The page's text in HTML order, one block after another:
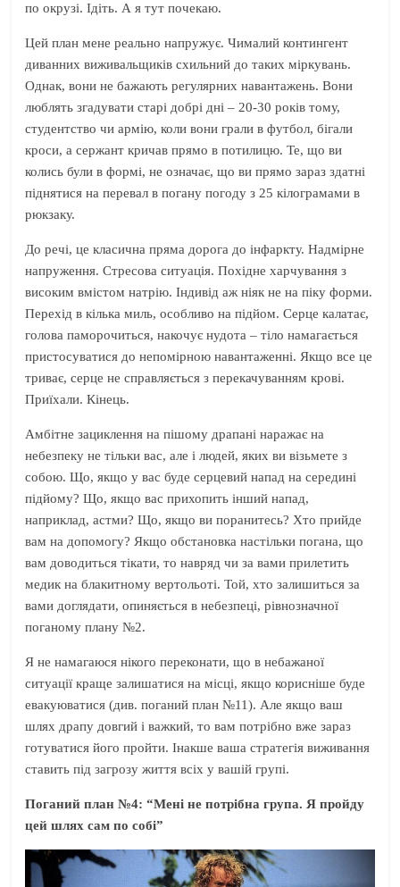
по окрузі. Ідіть. А я тут почекаю.
Цей план мене реально напружує. Чималий контингент
диванних виживальщиків схильний до таких міркувань.
Однак, вони не бажають регулярних навантажень. Вони
люблять згадувати старі добрі дні – 20-30 років тому,
студентство чи армію, коли вони грали в футбол, бігали
кроси, а сержант кричав прямо в потилицю. Те, що ви
колись були в формі, не означає, що ви прямо зараз здатні
піднятися на перевал в погану погоду з 25 кілограмами в
рюкзаку.
До речі, це класична пряма дорога до інфаркту. Надмірне
напруження. Стресова ситуація. Похідне харчування з
високим вмістом натрію. Індивід аж ніяк не на піку форми.
Перехід в кілька миль, особливо на підйом. Серце калатає,
голова паморочиться, накочує нудота – тіло намагається
пристосуватися до непомірною навантаженні. Якщо все це
триває, серце не справляється з перекачуванням крові.
Приїхали. Кінець.
Амбітне зациклення на пішому драпані наражає на
небезпеку не тільки вас, але і людей, яких ви візьмете з
собою. Що, якщо у вас буде серцевий напад на середині
підйому? Що, якщо вас прихопить інший напад,
наприклад, астми? Що, якщо ви поранитесь? Хто прийде
вам на допомогу? Якщо обстановка настільки погана, що
вам доводиться тікати, то навряд чи за вами прилетить
медик на блакитному вертольоті. Той, хто залишиться за
вами доглядати, опиняється в небезпеці, рівнозначної
поганому плану №2.
Я не намагаюся нікого переконати, що в небажаної
ситуації краще залишатися на місці, якщо корисніше буде
евакуюватися (див. поганий план №11). Але якщо ваш
шлях драпу довгий і важкий, то вам потрібно вже зараз
готуватися його пройти. Інакше ваша стратегія виживання
ставить під загрозу життя всіх у вашій групі.
Поганий план №4: “Мені не потрібна група. Я пройду
цей шлях сам по собі”